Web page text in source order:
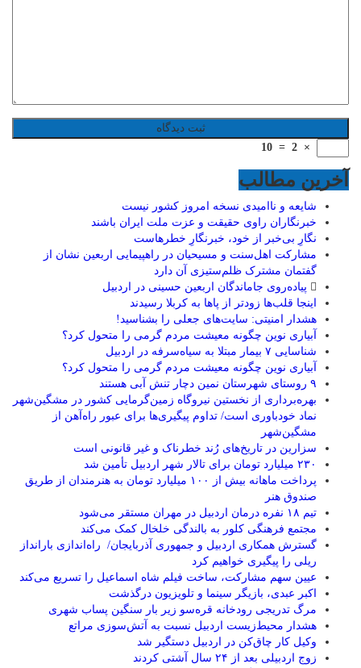
×
2
=
10
آخرین مطالب
شایعه و ناامیدی نسخه امروز کشور نیست
خبرنگاران راوی حقیقت و عزت ملت ایران باشند
نگارِ بی‌خبر از خود، خبرنگارِ خطرهاست
مشارکت اهل‌سنت و مسیحیان در راهپیمایی اربعین نشان از
گفتمان مشترک ظلم‌ستیزی آن دارد
پیاده‌روی جاماندگان اربعین حسینی در اردبیل
اینجا قلب‌ها زودتر از پاها به کربلا رسیدند
هشدار امنیتی: سایت‌های جعلی را بشناسید!
آبیاری نوین چگونه معیشت مردم گرمی را متحول کرد؟
شناسایی ۷ بیمار مبتلا به سیاه‌سرفه در اردبیل
آبیاری نوین چگونه معیشت مردم گرمی را متحول کرد؟
۹ روستای شهرستان نمین دچار تنش آبی هستند
بهره‌برداری از نخستین نیروگاه زمین‌گرمایی کشور در مشگین‌شهر
نماد خودباوری است/ تداوم پیگیری‌ها برای عبور راه‌آهن از
مشگین‌شهر
سزارین در تاریخ‌های رُند خطرناک و غیر قانونی است
۲۳۰ میلیارد تومان برای تالار شهر اردبیل تأمین شد
پرداخت ماهانه بیش از ۱۰۰ میلیارد تومان به هنرمندان از طریق
صندوق هنر
تیم ۱۸ نفره درمان اردبیل در مهران مستقر می‌شود
مجتمع فرهنگی کلور به بالندگی خلخال کمک می‌کند
گسترش همکاری اردبیل و جمهوری آذربایجان/ راه‌اندازی بارانداز
ریلی را پیگیری خواهیم کرد
عیین سهم مشارکت، ساخت فیلم شاه‌ اسماعیل را تسریع می‌کند
اکبر عبدی، بازیگر سینما و تلویزیون درگذشت
مرگ تدریجی رودخانه قره‌سو زیر بار سنگین پساب شهری
هشدار محیط‌زیست اردبیل نسبت به آتش‌سوزی مراتع
وکیل کار چاق‌کن در اردبیل دستگیر شد
زوج اردبیلی بعد از ۲۴ سال آشتی کردند